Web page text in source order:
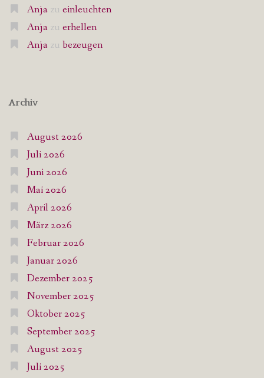
Anja zu einleuchten
Anja zu erhellen
Anja zu bezeugen
Archiv
August 2026
Juli 2026
Juni 2026
Mai 2026
April 2026
März 2026
Februar 2026
Januar 2026
Dezember 2025
November 2025
Oktober 2025
September 2025
August 2025
Juli 2025